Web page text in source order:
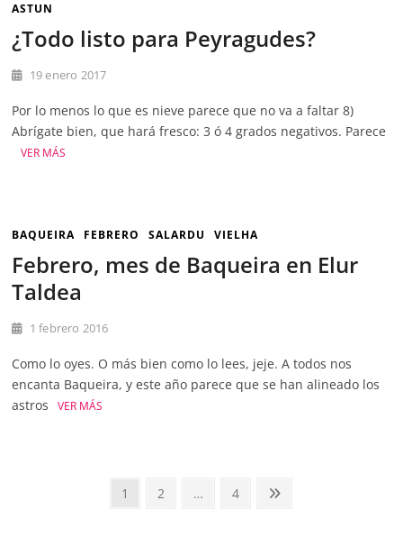
ASTUN
¿Todo listo para Peyragudes?
19 enero 2017
Por lo menos lo que es nieve parece que no va a faltar 8)
Abrígate bien, que hará fresco: 3 ó 4 grados negativos. Parece
VER MÁS
BAQUEIRA FEBRERO SALARDU VIELHA
Febrero, mes de Baqueira en Elur
Taldea
1 febrero 2016
Como lo oyes. O más bien como lo lees, jeje. A todos nos
encanta Baqueira, y este año parece que se han alineado los
astros
VER MÁS
PaginaciónPágina
1 Página
2 … Página
4
Página